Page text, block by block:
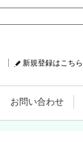
新規登録はこちら
お問い合わせ